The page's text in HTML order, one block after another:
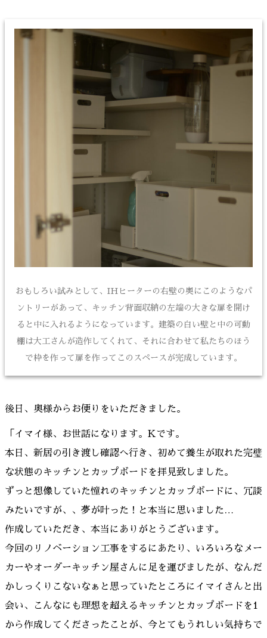
おもしろい試みとして、IHヒーターの右壁の奥にこのようなパ
ントリーがあって、キッチン背面収納の左端の大きな扉を開け
ると中に入れるようになっています。建築の白い壁と中の可動
棚は大工さんが造作してくれて、それに合わせて私たちのほう
で枠を作って扉を作ってこのスペースが完成しています。
後日、奥様からお便りをいただきました。
「イマイ様、お世話になります。Kです。
本日、新居の引き渡し確認へ行き、初めて養生が取れた完璧
な状態のキッチンとカップボードを拝見致しました。
ずっと想像していた憧れのキッチンとカップボードに、冗談
みたいですが、、夢が叶った！と本当に思いました…
作成していただき、本当にありがとうございます。
今回のリノベーション工事をするにあたり、いろいろなメー
カーやオーダーキッチン屋さんに足を運びましたが、なんだ
かしっくりこないなぁと思っていたところにイマイさんと出
会い、こんなにも理想を超えるキッチンとカップボードを1
から作成してくださったことが、今とてもうれしい気持ちで